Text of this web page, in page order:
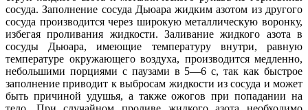
сосуда. Заполнение сосуда Дьюара жидким азотом из другого
сосуда производится через широкую металлическую воронку,
избегая проливания жидкости. Заливание жидкого азота в
сосуды Дьюара, имеющие температуру внутри, равную
температуре окружающего воздуха, производится медленно,
небольшими порциями с паузами в 5—6 с, так как быстрое
заполнение приводит к выбросам жидкости из сосуда и может
быть причиной удушья, а также ожогов при попадании на